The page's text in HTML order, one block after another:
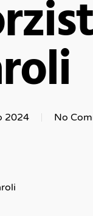
2024 No